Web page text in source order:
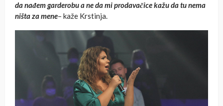
da nađem garderobu a ne da mi prodavačice kažu da tu nema
ništa za mene– kaže Krstinja.